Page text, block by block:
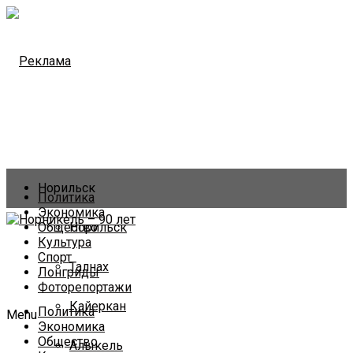
Политика
Экономика
Общество
Культура
Спорт
Лонгриды
Фоторепортажи
Menu
Норильск
Норильск
Талнах
Кайеркан
Алыкель
Политика
Экономика
Общество